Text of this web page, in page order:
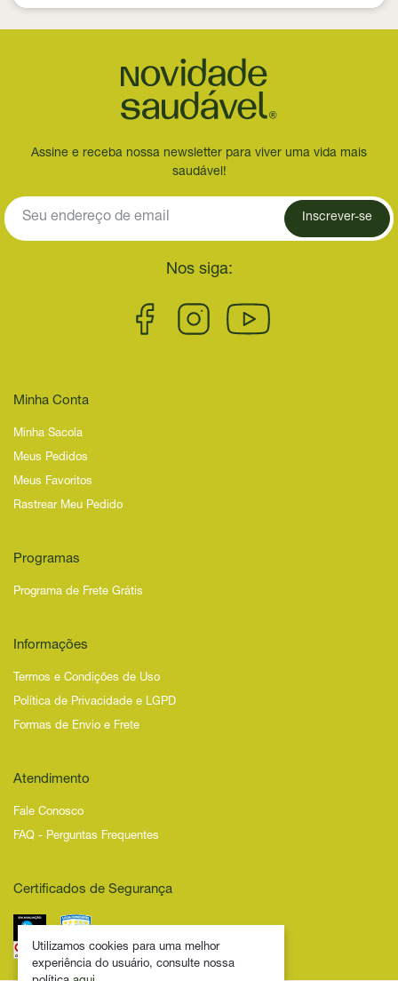
Assine e receba nossa newsletter para viver uma vida mais
saudável!
Inscrever-se
Nos siga:
Minha Conta
Minha Sacola
Meus Pedidos
Meus Favoritos
Rastrear Meu Pedido
Programas
Programa de Frete Grátis
Informações
Termos e Condições de Uso
Política de Privacidade e LGPD
Formas de Envio e Frete
Atendimento
Fale Conosco
FAQ - Perguntas Frequentes
Certificados de Segurança
Utilizamos cookies para uma melhor
experiência do usuário, consulte nossa